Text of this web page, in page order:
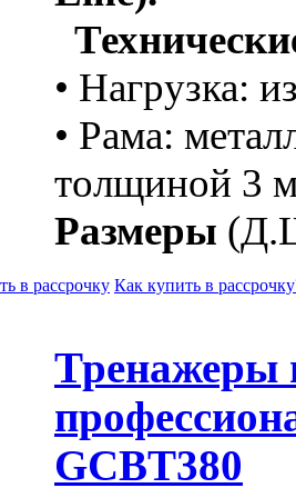
• Нагрузка:
• Рама:
толщиной 3
Размеры
в рассрочку Как купить в
Тренажеры
GCBT380